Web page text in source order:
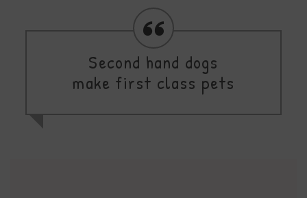
Second hand dogs
make first class pets